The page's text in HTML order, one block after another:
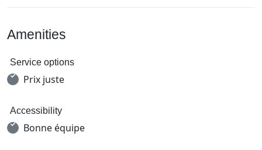
Amenities
Service options
Prix juste
Accessibility
Bonne équipe